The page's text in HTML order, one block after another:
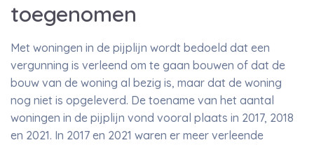
toegenomen
Met woningen in de pijplijn wordt bedoeld dat een
vergunning is verleend om te gaan bouwen of dat de
bouw van de woning al bezig is, maar dat de woning
nog niet is opgeleverd. De toename van het aantal
woningen in de pijplijn vond vooral plaats in 2017, 2018
en 2021. In 2017 en 2021 waren er meer verleende